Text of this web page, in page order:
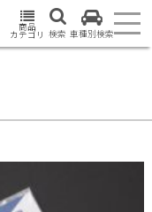
商品
カテゴリ 検索 車種別検索